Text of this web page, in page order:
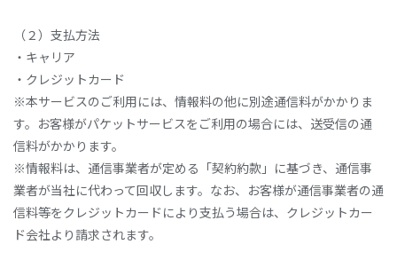
（２）支払方法
・キャリア
・クレジットカード
※本サービスのご利用には、情報料の他に別途通信料がかかりま
す。お客様がパケットサービスをご利用の場合には、送受信の通
信料がかかります。
※情報料は、通信事業者が定める「契約約款」に基づき、通信事
業者が当社に代わって回収します。なお、お客様が通信事業者の通
信料等をクレジットカードにより支払う場合は、クレジットカー
ド会社より請求されます。